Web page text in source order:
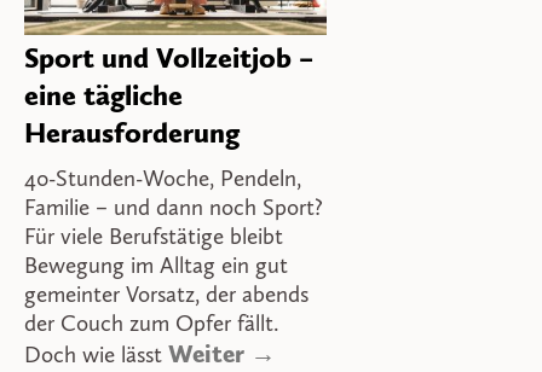
Sport und Vollzeitjob –
eine tägliche
Herausforderung
40-Stunden-Woche, Pendeln,
Familie – und dann noch Sport?
Für viele Berufstätige bleibt
Bewegung im Alltag ein gut
gemeinter Vorsatz, der abends
der Couch zum Opfer fällt.
Doch wie lässt Weiter →